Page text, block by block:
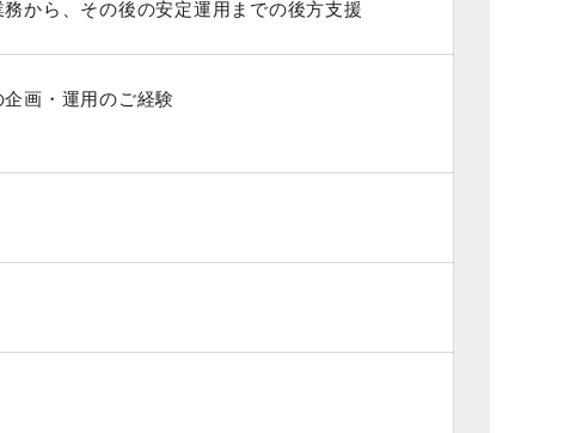
から、その後の安定運用までの後方支援
画・運用のご経験